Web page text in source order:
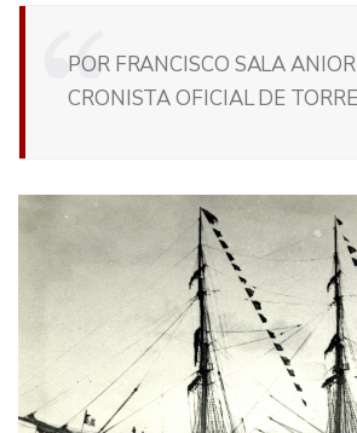
POR FRANCISCO SALA
CRONISTA OFICIAL DE